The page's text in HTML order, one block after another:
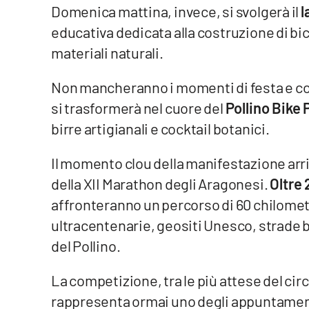
Cookie policy
Note legali
Domenica mattina, invece, si svolgerà il
educativa dedicata alla costruzione di
materiali naturali.
Non mancheranno i momenti di festa e
si trasformerà nel cuore delPollino Bike
birre artigianali e cocktail botanici.
Il momento clou della manifestazione
della XII Marathon degli Aragonesi. Oltre
affronteranno un percorso di 60
ultracentenarie, geositi Unesco, strade
del Pollino.
La competizione, tra le più attese del
rappresenta ormai uno degli